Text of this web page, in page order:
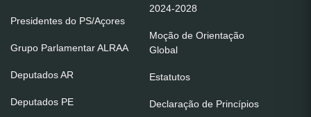
Presidentes do PS/Açores
Grupo Parlamentar ALRAA
Deputados AR
Deputados PE
2024-2028
Moção de Orientação
Global
Estatutos
Declaração de Princípios